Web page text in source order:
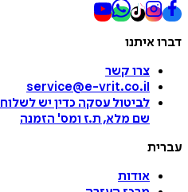
דברו איתנו
צרו קשר
service@e-vrit.co.il
לביטול עסקה כדין יש לשלוח
שם מלא, ת.ז ומס' הזמנה
עברית
אודות